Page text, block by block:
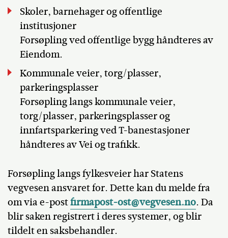
Skoler, barnehager og offentlige
institusjoner
Forsøpling ved offentlige bygg håndteres av
Eiendom.
Kommunale veier, torg/plasser,
parkeringsplasser
Forsøpling langs kommunale veier,
torg/plasser, parkeringsplasser og
innfartsparkering ved T-banestasjoner
håndteres av Vei og trafikk.
Forsøpling langs fylkesveier har Statens
vegvesen ansvaret for. Dette kan du melde fra
om via e-postfirmapost-ost@vegvesen.no. Da
blir saken registrert i deres systemer, og blir
tildelt en saksbehandler.